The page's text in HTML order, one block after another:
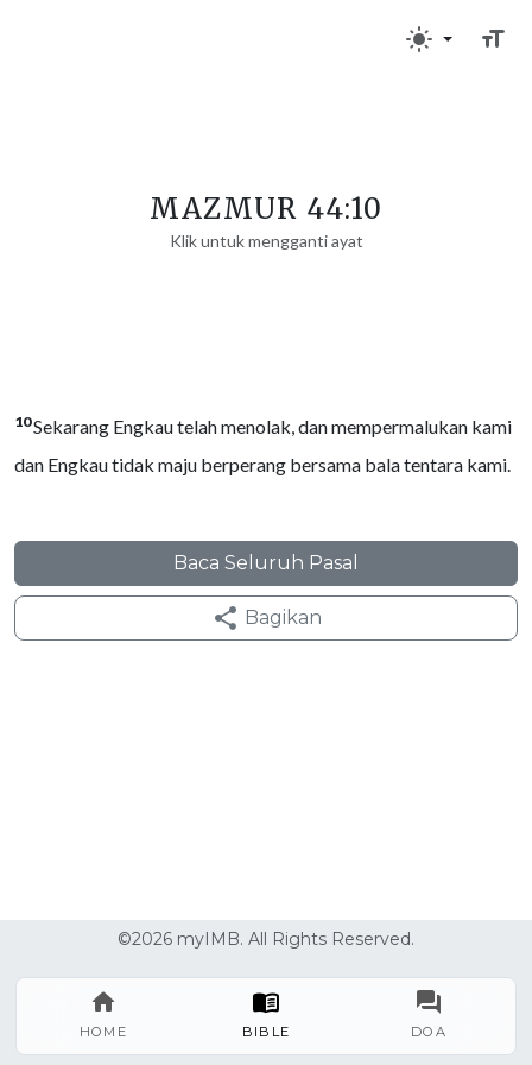
HOME BIBLE DOA
MAZMUR 44:10
Klik untuk mengganti ayat
10Sekarang Engkau telah menolak, dan mempermalukan kami
dan Engkau tidak maju berperang bersama bala tentara kami.
Baca Seluruh Pasal
Bagikan
©2026 myIMB. All Rights Reserved.